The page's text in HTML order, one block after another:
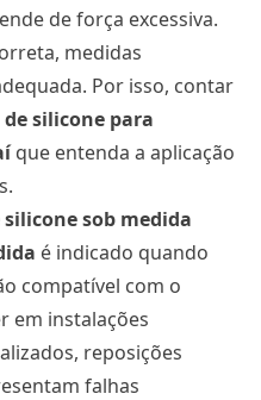
de força excessiva.
medidas
Por isso, contar
silicone para
que entenda a aplicação
sob medida
é indicado quando
compatível com o
em instalações
reposições
falhas